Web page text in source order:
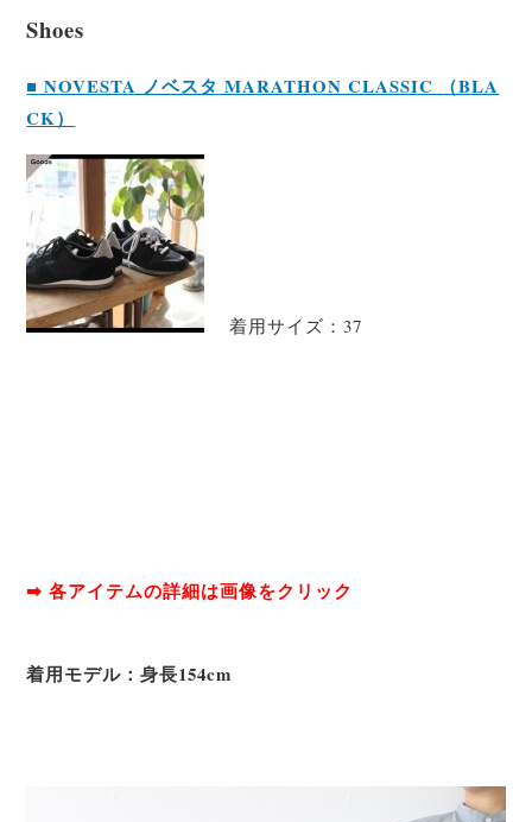
Shoes
■ NOVESTA ノベスタ MARATHON CLASSIC （BLA
CK）
着用サイズ：37
➡ 各アイテムの詳細は画像をクリック
着用モデル：身長154cm